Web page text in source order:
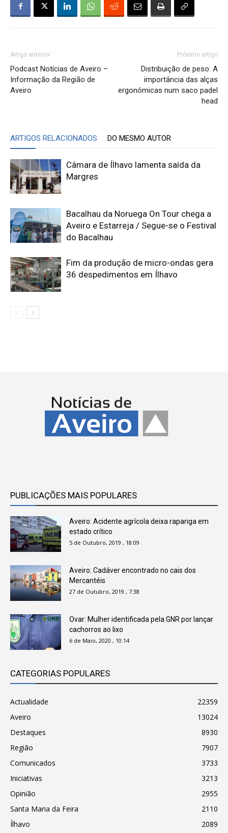
Artigo anterior
Podcast Notícias de Aveiro –
Informação da Região de
Aveiro
Próximo artigo
Distribuição de peso: A
importância das alças
ergonómicas num saco padel
head
ARTIGOS RELACIONADOS DO MESMO AUTOR
Câmara de Ílhavo lamenta saída da
Margres
Bacalhau da Noruega On Tour chega a
Aveiro e Estarreja / Segue-se o Festival
do Bacalhau
Fim da produção de micro-ondas gera
36 despedimentos em Ílhavo
PUBLICAÇÕES MAIS POPULARES
Aveiro: Acidente agrícola deixa rapariga em
estado crítico
5 de Outubro, 2019 , 18:09
Aveiro: Cadáver encontrado no cais dos
Mercantéis
27 de Outubro, 2019 , 7:38
Ovar: Mulher identificada pela GNR por lançar
cachorros ao lixo
6 de Maio, 2020 , 10:14
CATEGORIAS POPULARES
Actualidade
22359
Aveiro
13024
Destaques
8930
Região
7907
Comunicados
3733
Iniciativas
3213
Opinião
2955
Santa Maria da Feira
2110
Ílhavo
2089